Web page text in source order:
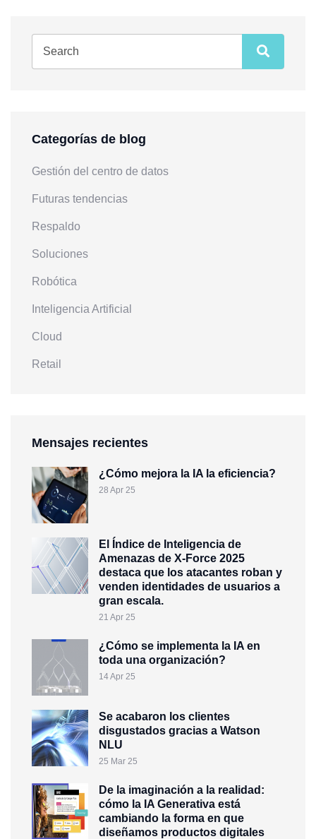
Categorías de blog
Gestión del centro de datos
Futuras tendencias
Respaldo
Soluciones
Robótica
Inteligencia Artificial
Cloud
Retail
Mensajes recientes
¿Cómo mejora la IA la eficiencia?
28 Apr 25
El Índice de Inteligencia de
Amenazas de X-Force 2025
destaca que los atacantes roban y
venden identidades de usuarios a
gran escala.
21 Apr 25
¿Cómo se implementa la IA en
toda una organización?
14 Apr 25
Se acabaron los clientes
disgustados gracias a Watson
NLU
25 Mar 25
De la imaginación a la realidad:
cómo la IA Generativa está
cambiando la forma en que
diseñamos productos digitales